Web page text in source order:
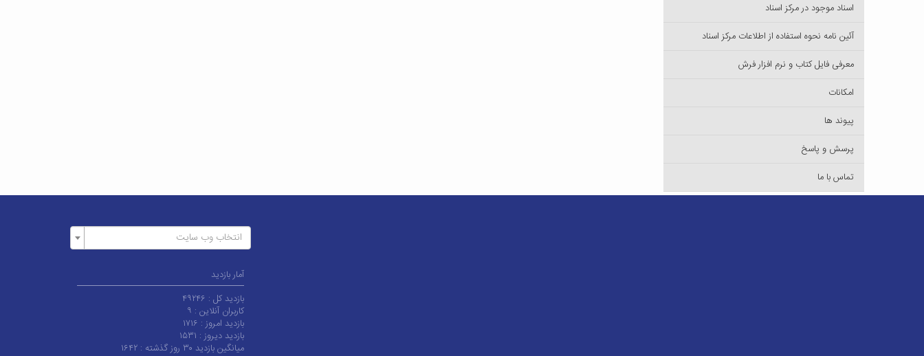
اسناد موجود در مرکز اسناد
آئین نامه نحوه استفاده از اطلاعات مرکز اسناد
معرفی فایل کتاب و نرم افزار فرش
امکانات
پیوند ها
پرسش و پاسخ
تماس با ما
انتخاب وب سایت
آمار بازدید
بازدید کل : ۴۹۲۴۶
کاربران آنلاین : ۹
بازدید امروز : ۱۷۱۶
بازدید دیروز : ۱۵۳۱
میانگین بازدید ۳۰ روز گذشته :
۱۶۴۲